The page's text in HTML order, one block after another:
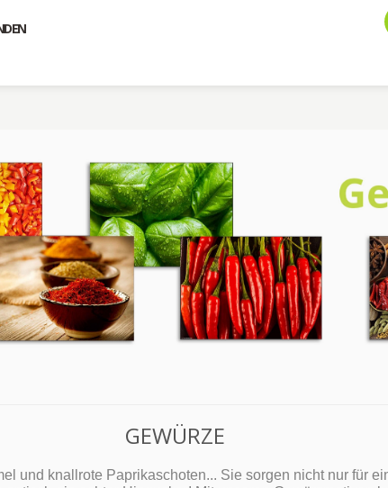
GEWÜRZE
und knallrote Paprikaschoten... Sie sorgen nicht nur für